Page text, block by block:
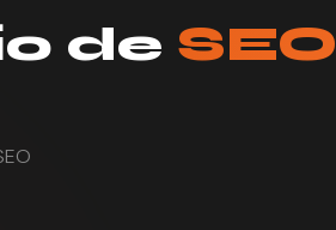
de SEO